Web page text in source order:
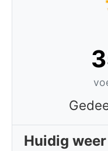
Huidig